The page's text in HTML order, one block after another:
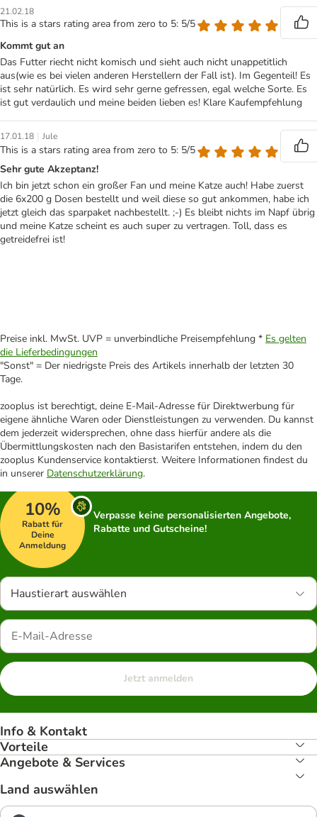
21.02.18
This is a stars rating area from zero to 5: 5/5
Kommt gut an
Das Futter riecht nicht komisch und sieht auch nicht unappetitlich
aus(wie es bei vielen anderen Herstellern der Fall ist). Im Gegenteil! Es
ist sehr natürlich. Es wird sehr gerne gefressen, egal welche Sorte. Es
ist gut verdaulich und meine beiden lieben es! Klare Kaufempfehlung
17.01.18 | Jule
This is a stars rating area from zero to 5: 5/5
Sehr gute Akzeptanz!
Ich bin jetzt schon ein großer Fan und meine Katze auch! Habe zuerst
die 6x200 g Dosen bestellt und weil diese so gut ankommen, habe ich
jetzt gleich das sparpaket nachbestellt. ;-) Es bleibt nichts im Napf übrig
und meine Katze scheint es auch super zu vertragen. Toll, dass es
getreidefrei ist!
Preise inkl. MwSt. UVP = unverbindliche Preisempfehlung * Es gelten
die Lieferbedingungen
"Sonst" = Der niedrigste Preis des Artikels innerhalb der letzten 30
Tage.
zooplus ist berechtigt, deine E-Mail-Adresse für Direktwerbung für
eigene ähnliche Waren oder Dienstleistungen zu verwenden. Du kannst
dem jederzeit widersprechen, ohne dass hierfür andere als die
Übermittlungskosten nach den Basistarifen entstehen, indem du den
zooplus Kundenservice kontaktierst. Weitere Informationen findest du
in unserer Datenschutzerklärung.
10%
Rabatt für
Deine
Anmeldung
Verpasse keine personalisierten Angebote,
Rabatte und Gutscheine!
Haustierart auswählen
Jetzt anmelden
Info & Kontakt
Vorteile
Angebote & Services
Land auswählen